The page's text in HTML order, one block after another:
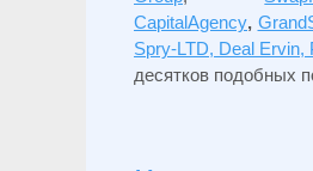
CapitalAgency,
Spry-LTD, Deal Ervin,
десятков подобных